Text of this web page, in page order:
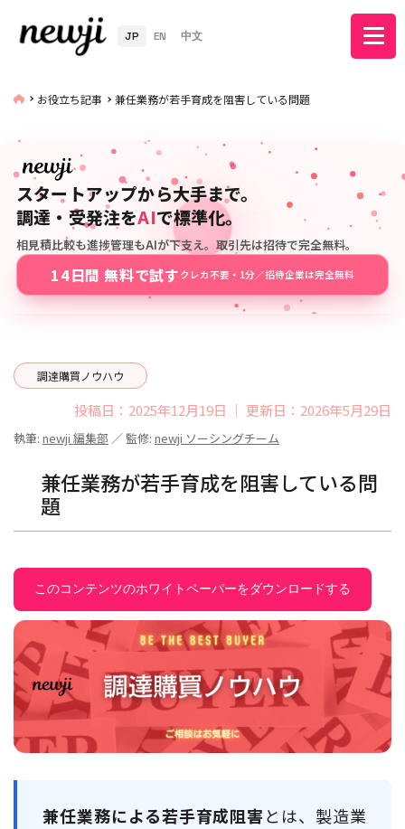
JP EN 中文
お役立ち記事 兼任業務が若手育成を阻害している問題
スタートアップから大手まで。
調達・受発注をAIで標準化。
相見積比較も進捗管理もAIが下支え。取引先は招待で完全無料。
14日間 無料で試す クレカ不要・1分／招待企業は完全無料
調達購買ノウハウ
投稿日：2025年12月19日 ｜ 更新日：2026年5月29日
執筆: newji 編集部 ／ 監修: newji ソーシングチーム
兼任業務が若手育成を阻害している問
題
このコンテンツのホワイトペーパーをダウンロードする
兼任業務による若手育成阻害とは、製造業